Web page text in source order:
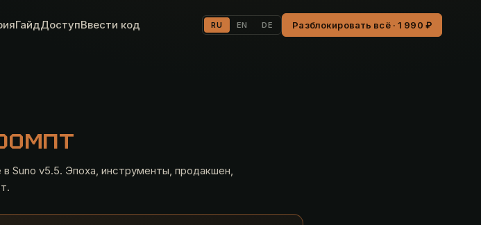
ГайдДоступВвести код RU EN DE Разблокировать всё · 1 990 ₽
Suno v5.5. Эпоха, инструменты, продакшен,